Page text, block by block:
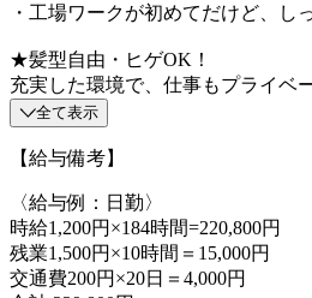
・工場ワークが初めてだけど、し
★髪型自由・ヒゲOK！
充実した環境で、仕事もプライベ
全て表示
【給与備考】
〈給与例：日勤〉
時給1,200円×184時間=220,800円
残業1,500円×10時間＝15,000円
交通費200円×20日＝4,000円